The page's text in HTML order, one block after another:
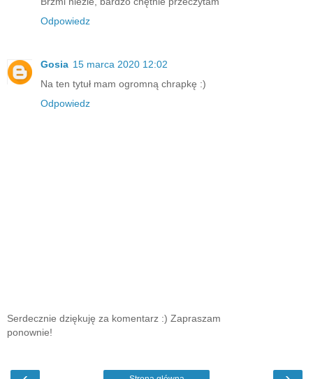
Odpowiedz
Gosia 15 marca 2020 12:02
Na ten tytuł mam ogromną chrapkę :)
Odpowiedz
Serdecznie dziękuję za komentarz :) Zapraszam
ponownie!